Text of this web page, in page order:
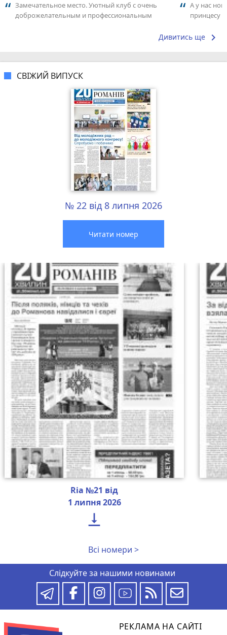
Замечательное место. Уютный клуб с очень
доброжелательным и профессиональным
А у нас
принцесу
Дивитись ще keyboard_arrow_right
СВІЖИЙ ВИПУСК
№ 22 від 8 липня 2026
Читати номер
Ria №21 від
1 липня 2026

Всі номери >
Слідкуйте за нашими новинами
РЕКЛАМА НА САЙТІ